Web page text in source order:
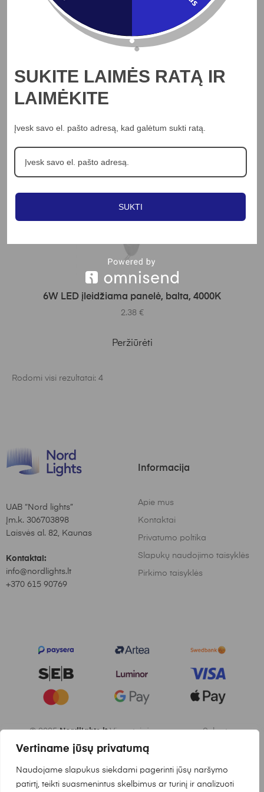
Vertiname jūsų privatumą
Naudojame slapukus siekdami pagerinti jūsų naršymo
patirtį, teikti suasmenintus skelbimus ar turinį ir analizuoti
V-TAC
6W LED įleidžiama panelė, balta, 3000K
Peržiūrėti
Į KREPŠELĮ
6W LED įleidžiama panelė, balta, 4000K
2.38 €
Peržiūrėti
Rodomi visi rezultatai: 4
UAB “Nord lights”
Įm.k. 306703898
Laisvės al. 82, Kaunas
Kontaktai:
info@nordlights.lt
+370 615 90769
Informacija
Apie mus
Kontaktai
Privatumo poltika
Slapukų naudojimo taisyklės
Pirkimo taisyklės
© 2025Nordlights.ltVisos teisės saugomos. Sukurta:
Waymakers.lt
SUKITE LAIMĖS RATĄ IR
LAIMĖKITE
Įvesk savo el. pašto adresą, kad galėtum sukti ratą.
SUKTI